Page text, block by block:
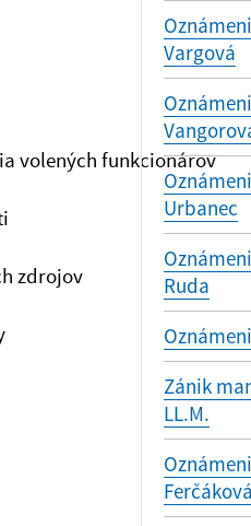
volených funkcionárov
zdrojov
Vargová
Urbanec
Ruda
Zánik
LL.M.